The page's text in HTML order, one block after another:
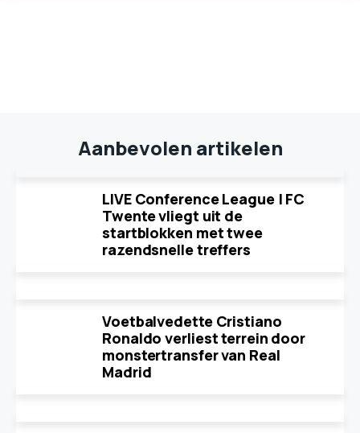
Aanbevolen artikelen
LIVE Conference League | FC
Twente vliegt uit de
startblokken met twee
razendsnelle treffers
Voetbalvedette Cristiano
Ronaldo verliest terrein door
monstertransfer van Real
Madrid